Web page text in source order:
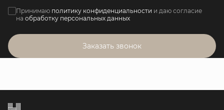
Принимаю политику конфиденциальности и даю согласие
на обработку персональных данных
Заказать звонок